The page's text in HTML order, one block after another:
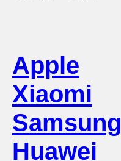
Apple
Xiaomi
Samsung
Huawei